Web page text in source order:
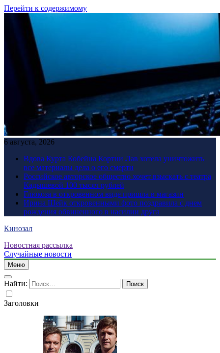
Перейти к содержимому
6 августа, 2026
Вдова Курта Кобейна Кортни Лав хотела уничтожить
все материалы дела о его смерти
Российское авторское общество хочет взыскать с театра
Кадышевой 100 тысяч рублей
Глюкоза в откровенном виде пришла в магазин
Ирина Шейк откровенными фото поздравила с днем
рождения обвиненного в насилии друга
Кинозал
Новостная рассылка
Случайные новости
Меню
Найти:
Заголовки